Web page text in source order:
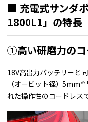
■ 充電式サンダ
1800L1」の特長
①高い研磨力のコ
18V高出力バッテリーと
（オービット径）5mm※1
れた操作性のコードレス